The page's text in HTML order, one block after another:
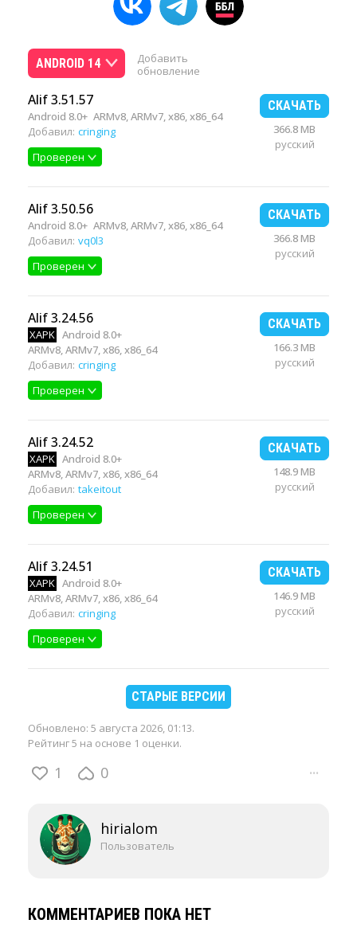
ANDROID 14
Добавить
обновление
Alif 3.51.57
Android 8.0+ ARMv8, ARMv7, x86, x86_64
Добавил: cringing
Проверен
СКАЧАТЬ
366.8 MB
русский
Alif 3.50.56
Android 8.0+ ARMv8, ARMv7, x86, x86_64
Добавил: vq0l3
Проверен
СКАЧАТЬ
366.8 MB
русский
Alif 3.24.56
XAPK Android 8.0+
ARMv8, ARMv7, x86, x86_64
Добавил: cringing
Проверен
СКАЧАТЬ
166.3 MB
русский
Alif 3.24.52
XAPK Android 8.0+
ARMv8, ARMv7, x86, x86_64
Добавил: takeitout
Проверен
СКАЧАТЬ
148.9 MB
русский
Alif 3.24.51
XAPK Android 8.0+
ARMv8, ARMv7, x86, x86_64
Добавил: cringing
Проверен
СКАЧАТЬ
146.9 MB
русский
СТАРЫЕ ВЕРСИИ
Обновлено: 5 августа 2026, 01:13.
Рейтинг 5 на основе 1 оценки.
1 0 ···
hirialom
Пользователь
КОММЕНТАРИЕВ ПОКА НЕТ